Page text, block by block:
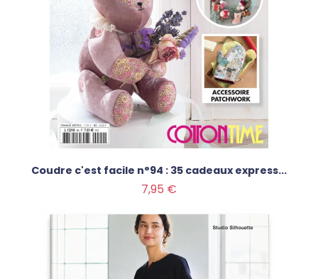
Coudre c'est facile n°94 : 35 cadeaux express...
7,95 €